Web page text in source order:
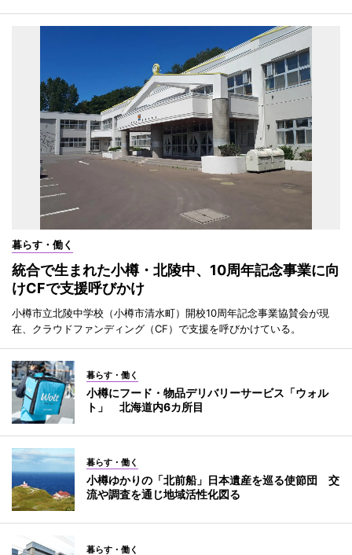
暮らす・働く
統合で生まれた小樽・北陵中、10周年記念事業に向
けCFで支援呼びかけ
小樽市立北陵中学校（小樽市清水町）開校10周年記念事業協賛会が現
在、クラウドファンディング（CF）で支援を呼びかけている。
暮らす・働く
小樽にフード・物品デリバリーサービス「ウォル
ト」 北海道内6カ所目
暮らす・働く
小樽ゆかりの「北前船」日本遺産を巡る使節団 交
流や調査を通じ地域活性化図る
暮らす・働く